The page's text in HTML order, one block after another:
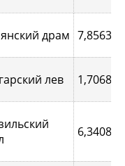
драм 7,8563
лев 1,7068
6,3408